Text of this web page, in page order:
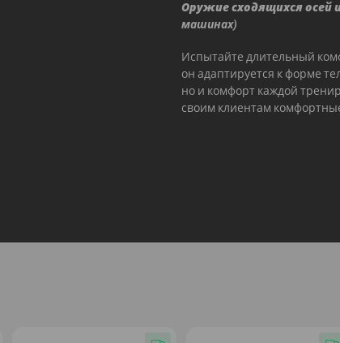
Оружие сходящихся осей
машинах)
Испытайте длительный
он адаптируется к форме
но и комфорт каждой
своим клиентам